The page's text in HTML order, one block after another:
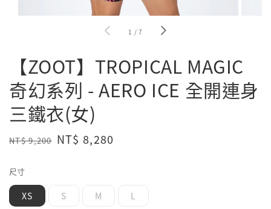
1 /7
【ZOOT】TROPICAL MAGIC
奇幻系列 - AERO ICE 全開連身
三鐵衣(女)
Regular
NT$ 9,200 Sale
NT$ 8,280
尺寸
XS S M L